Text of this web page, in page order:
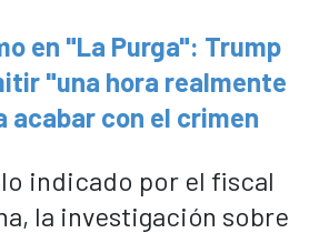
en "La Purga": Trump
"una hora realmente
acabar con el crimen
indicado por el fiscal
la investigación sobre